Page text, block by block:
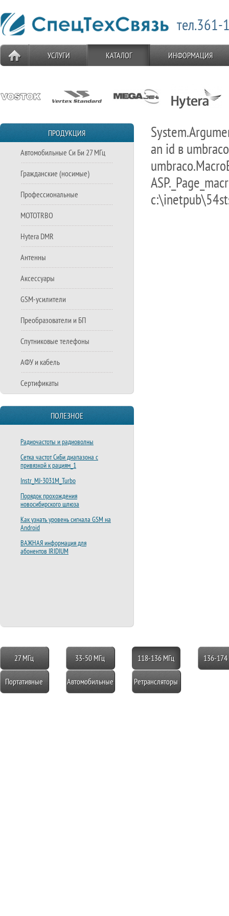
тел.361-
УСЛУГИ КАТАЛОГ ИНФОРМАЦИЯ
ПРОДУКЦИЯ
Автомобильные Си Би 27 МГц
Гражданские (носимые)
Профессиональные
MOTOTRBO
Hytera DMR
Антенны
Аксессуары
GSM-усилители
Преобразователи и БП
Спутниковые телефоны
АФУ и кабель
Сертификаты
ПОЛЕЗНОЕ
Радиочастоты и радиоволны
Сетка частот СиБи диапазона с
привязкой к рациям_1
Instr_MJ-3031M_Turbo
Порядок прохождения
новосибирского шлюза
Как узнать уровень сигнала GSM на
Android
ВАЖНАЯ информация для
абонентов IRIDIUM
an id в
27 МГц 33-50 МГц 118-136 МГц 136-
Портативные Автомобильные Ретрансляторы